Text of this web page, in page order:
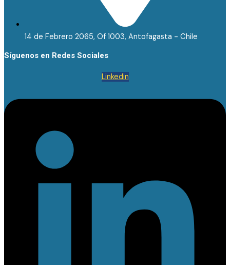
14 de Febrero 2065, Of 1003, Antofagasta - Chile
Síguenos en Redes Sociales
Linkedin